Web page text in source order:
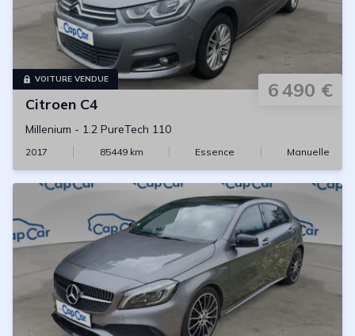
VOITURE VENDUE 6 490 €
Citroen C4
Millenium - 1.2 PureTech 110
2017 85449km Essence Manuelle